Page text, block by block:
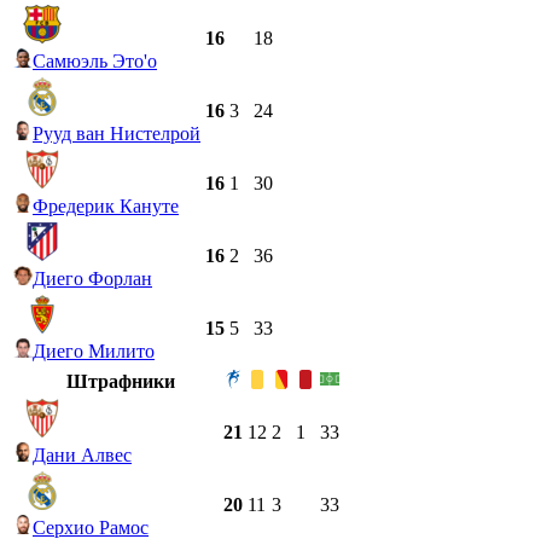
Самюэль Это'о
16 18
Рууд ван Нистелрой
16 3 24
Фредерик Кануте
16 1 30
Диего Форлан
16 2 36
Диего Милито
15 5 33
Штрафники
Дани Алвес
21 12 2 1 33
Серхио Рамос
20 11 3 33